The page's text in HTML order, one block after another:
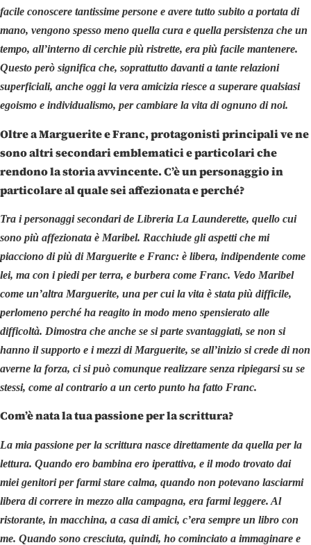
facile conoscere tantissime persone e avere tutto subito a portata di
mano, vengono spesso meno quella cura e quella persistenza che un
tempo, all’interno di cerchie più ristrette, era più facile mantenere.
Questo però significa che, soprattutto davanti a tante relazioni
superficiali, anche oggi la vera amicizia riesce a superare qualsiasi
egoismo e individualismo, per cambiare la vita di ognuno di noi.
Oltre a Marguerite e Franc, protagonisti principali ve ne
sono altri secondari emblematici e particolari che
rendono la storia avvincente. C’è un personaggio in
particolare al quale sei affezionata e perché?
Tra i personaggi secondari de Libreria La Launderette, quello cui
sono più affezionata è Maribel. Racchiude gli aspetti che mi
piacciono di più di Marguerite e Franc: è libera, indipendente come
lei, ma con i piedi per terra, e burbera come Franc. Vedo Maribel
come un’altra Marguerite, una per cui la vita è stata più difficile,
perlomeno perché ha reagito in modo meno spensierato alle
difficoltà. Dimostra che anche se si parte svantaggiati, se non si
hanno il supporto e i mezzi di Marguerite, se all’inizio si crede di non
averne la forza, ci si può comunque realizzare senza ripiegarsi su se
stessi, come al contrario a un certo punto ha fatto Franc.
Com’è nata la tua passione per la scrittura?
La mia passione per la scrittura nasce direttamente da quella per la
lettura. Quando ero bambina ero iperattiva, e il modo trovato dai
miei genitori per farmi stare calma, quando non potevano lasciarmi
libera di correre in mezzo alla campagna, era farmi leggere. Al
ristorante, in macchina, a casa di amici, c’era sempre un libro con
me. Quando sono cresciuta, quindi, ho cominciato a immaginare e